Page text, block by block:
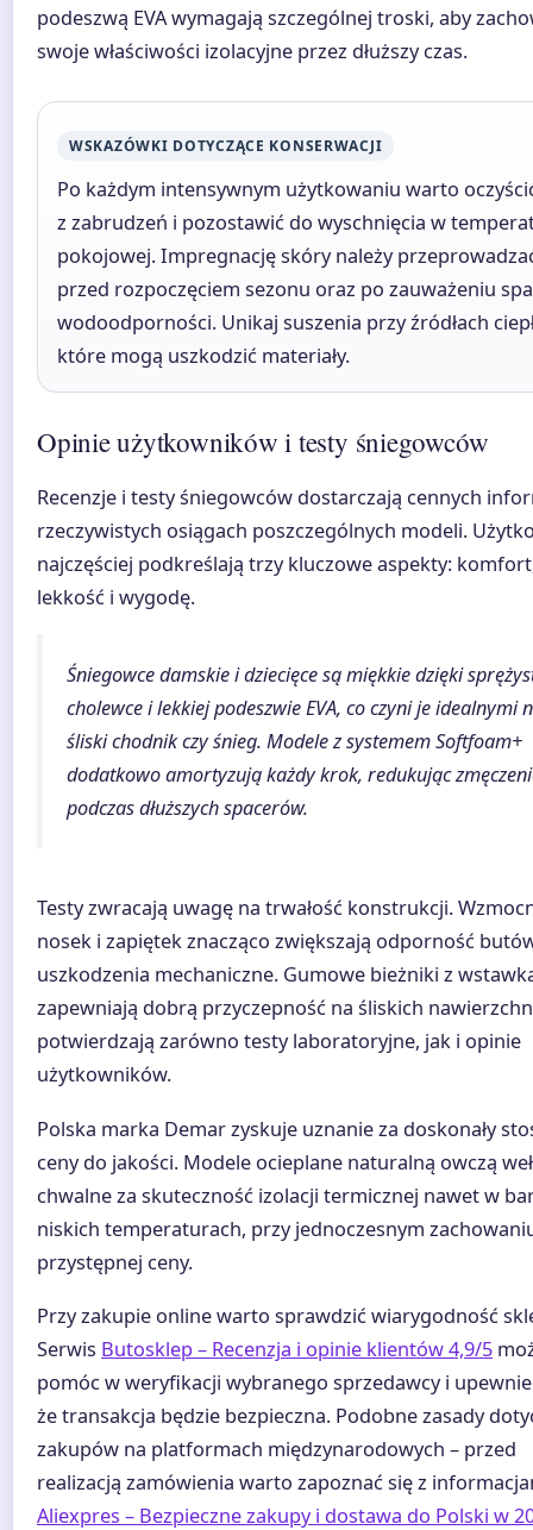
podeszwą EVA wymagają szczególnej troski, aby
swoje właściwości izolacyjne przez dłuższy czas.
WSKAZÓWKI DOTYCZĄCE KONSERWACJI
Po każdym intensywnym użytkowaniu warto
z zabrudzeń i pozostawić do wyschnięcia w
pokojowej. Impregnację skóry należy
przed rozpoczęciem sezonu oraz po zauważeniu
wodoodporności. Unikaj suszenia przy źródłach
które mogą uszkodzić materiały.
Opinie użytkowników i testy śniegowców
Recenzje i testy śniegowców dostarczają cennych
rzeczywistych osiągach poszczególnych modeli.
najczęściej podkreślają trzy kluczowe aspekty:
lekkość i wygodę.
Śniegowce damskie i dziecięce są miękkie dzięki
cholewce i lekkiej podeszwie EVA, co czyni je idealnymi
śliski chodnik czy śnieg. Modele z systemem Softfoam+
dodatkowo amortyzują każdy krok, redukując
podczas dłuższych spacerów.
Testy zwracają uwagę na trwałość konstrukcji.
nosek i zapiętek znacząco zwiększają odporność
uszkodzenia mechaniczne. Gumowe bieżniki z
zapewniają dobrą przyczepność na śliskich
potwierdzają zarówno testy laboratoryjne, jak i opinie
użytkowników.
Polska marka Demar zyskuje uznanie za doskonały
ceny do jakości. Modele ocieplane naturalną owczą
chwalne za skuteczność izolacji termicznej nawet w
niskich temperaturach, przy jednoczesnym
przystępnej ceny.
Przy zakupie online warto sprawdzić wiarygodność
Serwis Butosklep – Recenzja i opinie klientów 4,9/5
pomóc w weryfikacji wybranego sprzedawcy i
że transakcja będzie bezpieczna. Podobne zasady
zakupów na platformach międzynarodowych – przed
realizacją zamówienia warto zapoznać się z
Aliexpres – Bezpieczne zakupy i dostawa do Polski w